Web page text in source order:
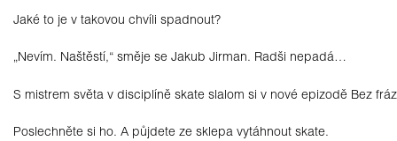
Jaké to je v takovou chvíli spadnout?
„Nevím. Naštěstí,“ směje se Jakub Jirman. Radši nepadá…
S mistrem světa v disciplíně skate slalom si v nové epizodě Bez
Poslechněte si ho. A půjdete ze sklepa vytáhnout skate.